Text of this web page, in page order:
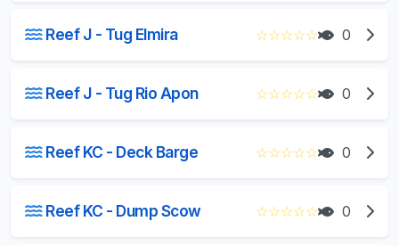
Reef J - Tug Elmira ☆☆☆☆☆ 0
Reef J - Tug Rio Apon ☆☆☆☆☆ 0
Reef KC - Deck Barge ☆☆☆☆☆ 0
Reef KC - Dump Scow ☆☆☆☆☆ 0